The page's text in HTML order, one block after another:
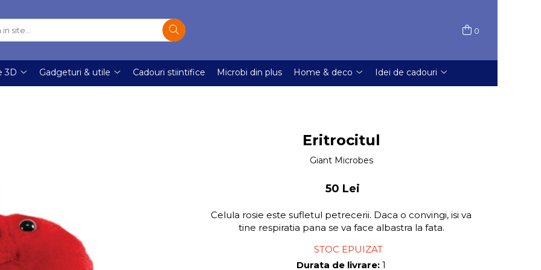
0
3D Gadgeturi & utile Cadouri stiintifice Microbi din plus Home & deco Idei de cadouri
Eritrocitul
Giant Microbes
50 Lei
Celula rosie este sufletul petrecerii. Daca o convingi, isi va
tine respiratia pana se va face albastra la fata.
STOC EPUIZAT
Durata de livrare: 1